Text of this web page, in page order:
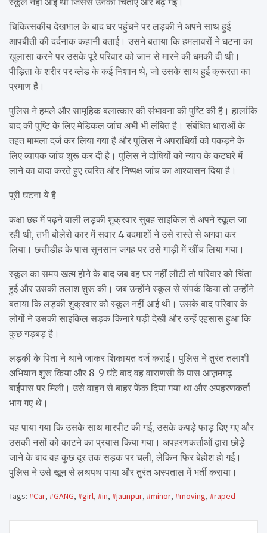
चिकित्सकीय देखभाल के बाद घर पहुंचने पर लड़की ने अपने साथ हुई
आपबीती की दर्दनाक कहानी बताई। उसने बताया कि हमलावरों ने घटना का
खुलासा करने पर उसके पूरे परिवार को जान से मारने की धमकी दी थी।
पीड़िता के शरीर पर ब्लेड के कई निशान थे, जो उसके साथ हुई क्रूरता का
प्रमाण है।
पुलिस ने हमले और सामूहिक बलात्कार की संभावना की पुष्टि की है। हालांकि
बाद की पुष्टि के लिए मेडिकल जांच अभी भी लंबित है। संबंधित धाराओं के
तहत मामला दर्ज कर लिया गया है और पुलिस ने अपराधियों को पकड़ने के
लिए व्यापक जांच शुरू कर दी है। पुलिस ने दोषियों को न्याय के कटघरे में
लाने का वादा करते हुए त्वरित और निष्पक्ष जांच का आश्वासन दिया है।
पूरी घटना ये है-
कक्षा छह में पढ़ने वाली लड़की शुक्रवार सुबह साइकिल से अपने स्कूल जा
रही थी, तभी बोलेरो कार में सवार 4 बदमाशों ने उसे रास्ते से अगवा कर
लिया। छत्तीडीह के पास सुनसान जगह पर उसे गाड़ी में खींच लिया गया।
स्कूल का समय खत्म होने के बाद जब वह घर नहीं लौटी तो परिवार को चिंता
हुई और उसकी तलाश शुरू की। जब उन्होंने स्कूल से संपर्क किया तो उन्होंने
बताया कि लड़की शुक्रवार को स्कूल नहीं आई थी। उसके बाद परिवार के
लोगों ने उसकी साइकिल सड़क किनारे पड़ी देखी और उन्हें एहसास हुआ कि
कुछ गड़बड़ है।
लड़की के पिता ने थाने जाकर शिकायत दर्ज कराई। पुलिस ने तुरंत तलाशी
अभियान शुरू किया और 8-9 घंटे बाद वह वाराणसी के पास आज़मगढ़
बाईपास पर मिली। उसे वाहन से बाहर फेंक दिया गया था और अपहरणकर्ता
भाग गए थे।
यह पाया गया कि उसके साथ मारपीट की गई, उसके कपड़े फाड़ दिए गए और
उसकी नसों को काटने का प्रयास किया गया। अपहरणकर्ताओं द्वारा छोड़े
जाने के बाद वह कुछ दूर तक सड़क पर चली, लेकिन फिर बेहोश हो गई।
पुलिस ने उसे खून से लथपथ पाया और तुरंत अस्पताल में भर्ती कराया।
Tags: #Car, #GANG, #girl, #in, #jaunpur, #minor, #moving, #raped